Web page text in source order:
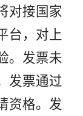
对接国家
台，对上
。发票未
发票通过
资格。发